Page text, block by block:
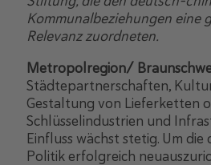
Kommunalbeziehungen eine
Relevanz zuordneten.
Metropolregion/
Städtepartnerschaften,
Gestaltung von Lieferketten
Schlüsselindustrien und
Einfluss wächst stetig. Um die
Politik erfolgreich